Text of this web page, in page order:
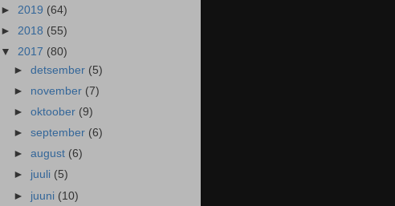
► 2019 (64)
► 2018 (55)
▼ 2017 (80)
►detsember (5)
► november (7)
►oktoober (9)
►september (6)
►august (6)
► juuli (5)
► juuni (10)